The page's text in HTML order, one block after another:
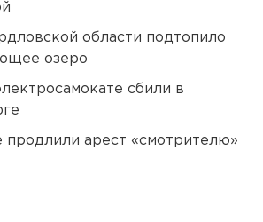
области подтопило
озеро
сбили в
продлили арест «смотрителю»